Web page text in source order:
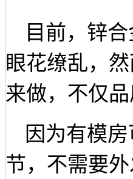
目前，锌
眼花缭乱，然
来做，不仅
因为有模
节，不需要